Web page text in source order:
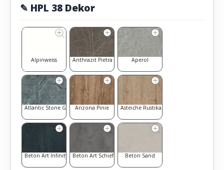
✎ HPL 38 Dekor
Alpinweiss Anthrazit Pietra Grigia Aperol
Atlantic Stone GraphitArizona Pinie Asteiche Rustikal
Beton Art Infinity Beton Art Schiefer Beton Sand